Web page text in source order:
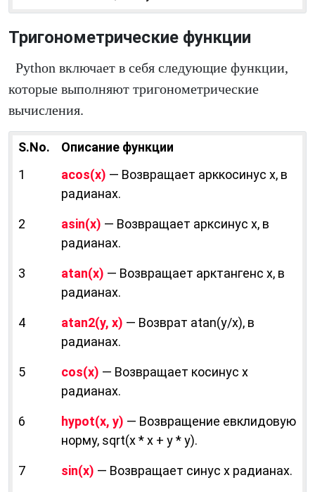
Тригонометрические функции
Python включает в себя следующие функции,
которые выполняют тригонометрические
вычисления.
S.No.
Описание функции
1
acos(х) — Возвращает арккосинус х, в
радианах.
2 asin(х) — Возвращает арксинус х, в
радианах.
3 atan(х) — Возвращает арктангенс х, в
радианах.
4 atan2(у, х) — Возврат atan(у/х), в
радианах.
5 cos(х) — Возвращает косинус х
радианах.
6 hypot(х, у) — Возвращение евклидовую
норму, sqrt(х * х + у * у).
7 sin(х) — Возвращает синус х радианах.